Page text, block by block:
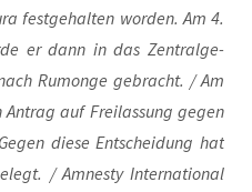
fest­ge­hal­ten wor­den. Am 4.
er dann in das Zen­tral­ge­
Rumon­ge gebracht. / Am
auf Frei­las­sung gegen
die­se Ent­schei­dung hat
/ Amnes­ty Inter­na­tio­nal